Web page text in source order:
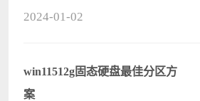
的格式化u盘来达到删除的目的，下
面就让????
2024-01-02
win11512g固态硬盘最佳分区方
案